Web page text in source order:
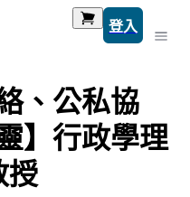
登入
、公私協
】行政學理
授